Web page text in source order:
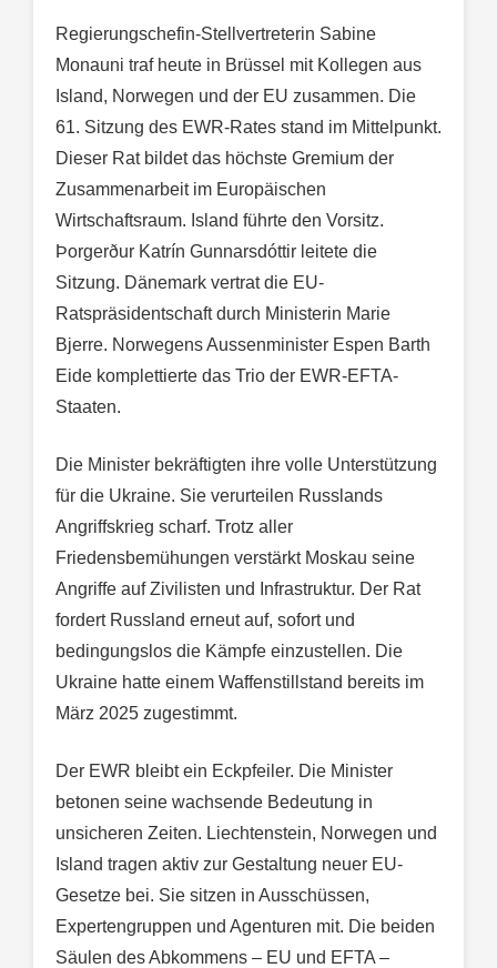
Regierungschefin-Stellvertreterin Sabine
Monauni traf heute in Brüssel mit Kollegen aus
Island, Norwegen und der EU zusammen. Die
61. Sitzung des EWR-Rates stand im Mittelpunkt.
Dieser Rat bildet das höchste Gremium der
Zusammenarbeit im Europäischen
Wirtschaftsraum. Island führte den Vorsitz.
Þorgerður Katrín Gunnarsdóttir leitete die
Sitzung. Dänemark vertrat die EU-
Ratspräsidentschaft durch Ministerin Marie
Bjerre. Norwegens Aussenminister Espen Barth
Eide komplettierte das Trio der EWR-EFTA-
Staaten.
Die Minister bekräftigten ihre volle Unterstützung
für die Ukraine. Sie verurteilen Russlands
Angriffskrieg scharf. Trotz aller
Friedensbemühungen verstärkt Moskau seine
Angriffe auf Zivilisten und Infrastruktur. Der Rat
fordert Russland erneut auf, sofort und
bedingungslos die Kämpfe einzustellen. Die
Ukraine hatte einem Waffenstillstand bereits im
März 2025 zugestimmt.
Der EWR bleibt ein Eckpfeiler. Die Minister
betonen seine wachsende Bedeutung in
unsicheren Zeiten. Liechtenstein, Norwegen und
Island tragen aktiv zur Gestaltung neuer EU-
Gesetze bei. Sie sitzen in Ausschüssen,
Expertengruppen und Agenturen mit. Die beiden
Säulen des Abkommens – EU und EFTA –